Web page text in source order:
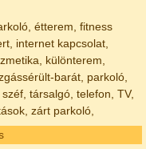
étterem, fitness
internet kapcsolat,
különterem,
barát, parkoló,
társalgó, telefon, TV,
zárt parkoló,